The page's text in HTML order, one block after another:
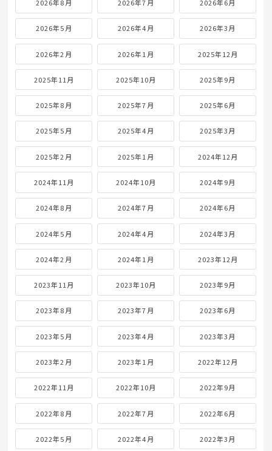
2026年8月 2026年7月 2026年6月
2026年5月 2026年4月 2026年3月
2026年2月 2026年1月 2025年12月
2025年11月 2025年10月 2025年9月
2025年8月 2025年7月 2025年6月
2025年5月 2025年4月 2025年3月
2025年2月 2025年1月 2024年12月
2024年11月 2024年10月 2024年9月
2024年8月 2024年7月 2024年6月
2024年5月 2024年4月 2024年3月
2024年2月 2024年1月 2023年12月
2023年11月 2023年10月 2023年9月
2023年8月 2023年7月 2023年6月
2023年5月 2023年4月 2023年3月
2023年2月 2023年1月 2022年12月
2022年11月 2022年10月 2022年9月
2022年8月 2022年7月 2022年6月
2022年5月 2022年4月 2022年3月